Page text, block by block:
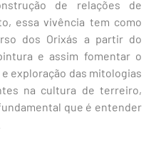
de relações de
essa vivência tem como
dos Orixás a partir do
e assim fomentar o
exploração das mitologias
na cultura de terreiro,
que é entender